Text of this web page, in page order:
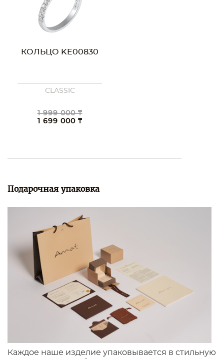
КОЛЬЦО KE00830
CLASSIC
1 999 000 ₸
1 699 000 ₸
Подарочная упаковка
Каждое наше изделие упаковывается в стильную